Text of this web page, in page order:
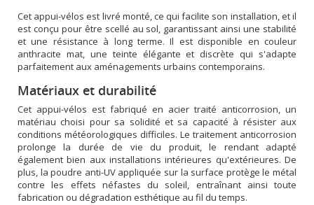
Cet appui-vélos est livré monté, ce qui facilite son installation, et il
est conçu pour être scellé au sol, garantissant ainsi une stabilité
et une résistance à long terme. Il est disponible en couleur
anthracite mat, une teinte élégante et discrète qui s'adapte
parfaitement aux aménagements urbains contemporains.
Matériaux et durabilité
Cet appui-vélos est fabriqué en acier traité anticorrosion, un
matériau choisi pour sa solidité et sa capacité à résister aux
conditions météorologiques difficiles. Le traitement anticorrosion
prolonge la durée de vie du produit, le rendant adapté
également bien aux installations intérieures qu'extérieures. De
plus, la poudre anti-UV appliquée sur la surface protège le métal
contre les effets néfastes du soleil, entraînant ainsi toute
fabrication ou dégradation esthétique au fil du temps.